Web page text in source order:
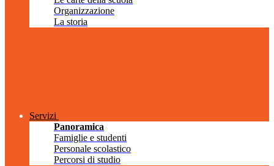
Organizzazione
La storia
Servizi
Panoramica
Famiglie e studenti
Personale scolastico
Percorsi di studio